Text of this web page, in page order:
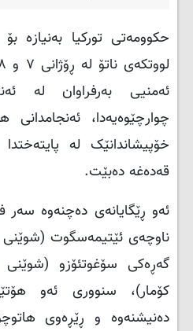
ئەمنیی بەرفراوان لە
چوارچێوەیەدا،
قەدەغە دەبێت.
ئەو ڕێگایانەی دەچنەوە سەر
ناوچەی ئێتیمەسگوت (شوێنی
گەڕەکی سۆغوتئۆزو
کۆمار)، سنووری ئەو
دەنیشنەوە و ڕێڕەوی